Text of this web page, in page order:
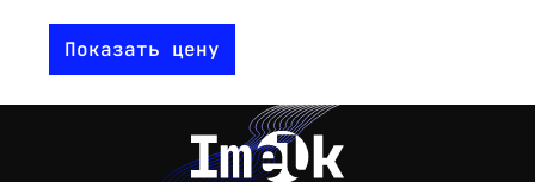
Показать цену